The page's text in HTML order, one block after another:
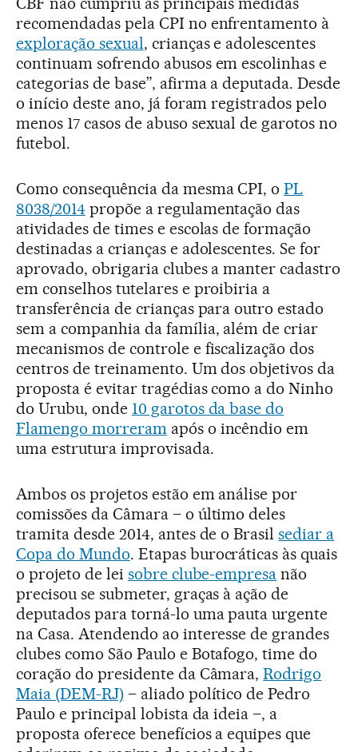
recomendadas pela CPI no enfrentamento à
exploração sexual, crianças e adolescentes
continuam sofrendo abusos em escolinhas e
categorias de base”, afirma a deputada. Desde
o início deste ano, já foram registrados pelo
menos 17 casos de abuso sexual de garotos no
futebol.
Como consequência da mesma CPI, oPL
8038/2014propõe a regulamentação das
atividades de times e escolas de formação
destinadas a crianças e adolescentes. Se for
aprovado, obrigaria clubes a manter cadastro
em conselhos tutelares e proibiria a
transferência de crianças para outro estado
sem a companhia da família, além de criar
mecanismos de controle e fiscalização dos
centros de treinamento. Um dos objetivos da
proposta é evitar tragédias como a do Ninho
do Urubu, onde 10 garotos da base do
Flamengo morreramapós o incêndio em
uma estrutura improvisada.
Ambos os projetos estão em análise por
comissões da Câmara – o último deles
tramita desde 2014, antes de o Brasilsediar a
Copa do Mundo. Etapas burocráticas às quais
o projeto de lei sobre clube-empresa não
precisou se submeter, graças à ação de
deputados para torná-lo uma pauta urgente
na Casa. Atendendo ao interesse de grandes
clubes como São Paulo e Botafogo, time do
coração do presidente da Câmara,Rodrigo
Maia (DEM-RJ) – aliado político de Pedro
Paulo e principal lobista da ideia –, a
proposta oferece benefícios a equipes que